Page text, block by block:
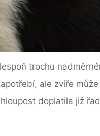
trochu
ale zvíře
doplatila již